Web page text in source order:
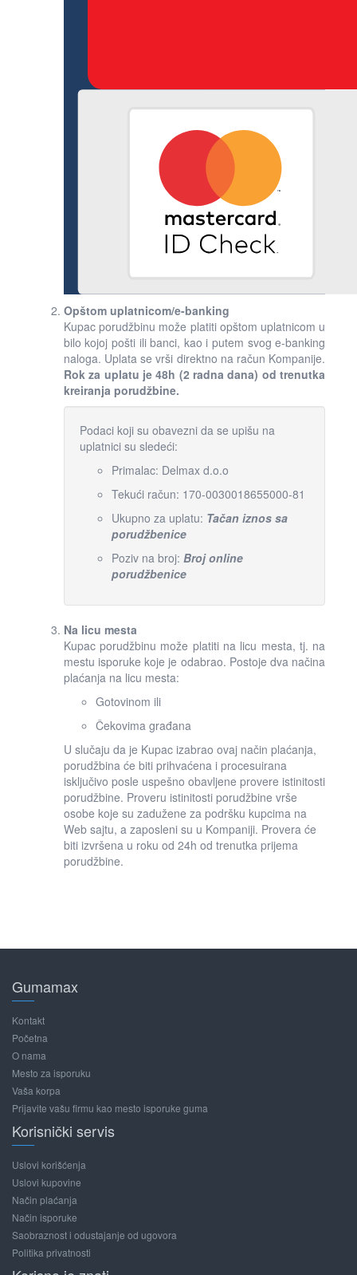
Opštom uplatnicom/e-banking
Kupac porudžbinu može platiti opštom uplatnicom u
bilo kojoj pošti ili banci, kao i putem svog e-banking
naloga. Uplata se vrši direktno na račun Kompanije.
Rok za uplatu je 48h (2 radna dana) od trenutka
kreiranja porudžbine.
Podaci koji su obavezni da se upišu na
uplatnici su sledeći:
Primalac: Delmax d.o.o
Tekući račun: 170-0030018655000-81
Ukupno za uplatu: Tačan iznos sa
porudžbenice
Poziv na broj: Broj online
porudžbenice
Na licu mesta
Kupac porudžbinu može platiti na licu mesta, tj. na
mestu isporuke koje je odabrao. Postoje dva načina
plaćanja na licu mesta:
Gotovinom ili
Čekovima građana
U slučaju da je Kupac izabrao ovaj način plaćanja,
porudžbina će biti prihvaćena i procesuirana
isključivo posle uspešno obavljene provere istinitosti
porudžbine. Proveru istinitosti porudžbine vrše
osobe koje su zadužene za podršku kupcima na
Web sajtu, a zaposleni su u Kompaniji. Provera će
biti izvršena u roku od 24h od trenutka prijema
porudžbine.
Gumamax
Kontakt
Početna
O nama
Mesto za isporuku
Vaša korpa
Prijavite vašu firmu kao mesto isporuke guma
Korisnički servis
Uslovi korišćenja
Uslovi kupovine
Način plaćanja
Način isporuke
Saobraznost i odustajanje od ugovora
Politika privatnosti